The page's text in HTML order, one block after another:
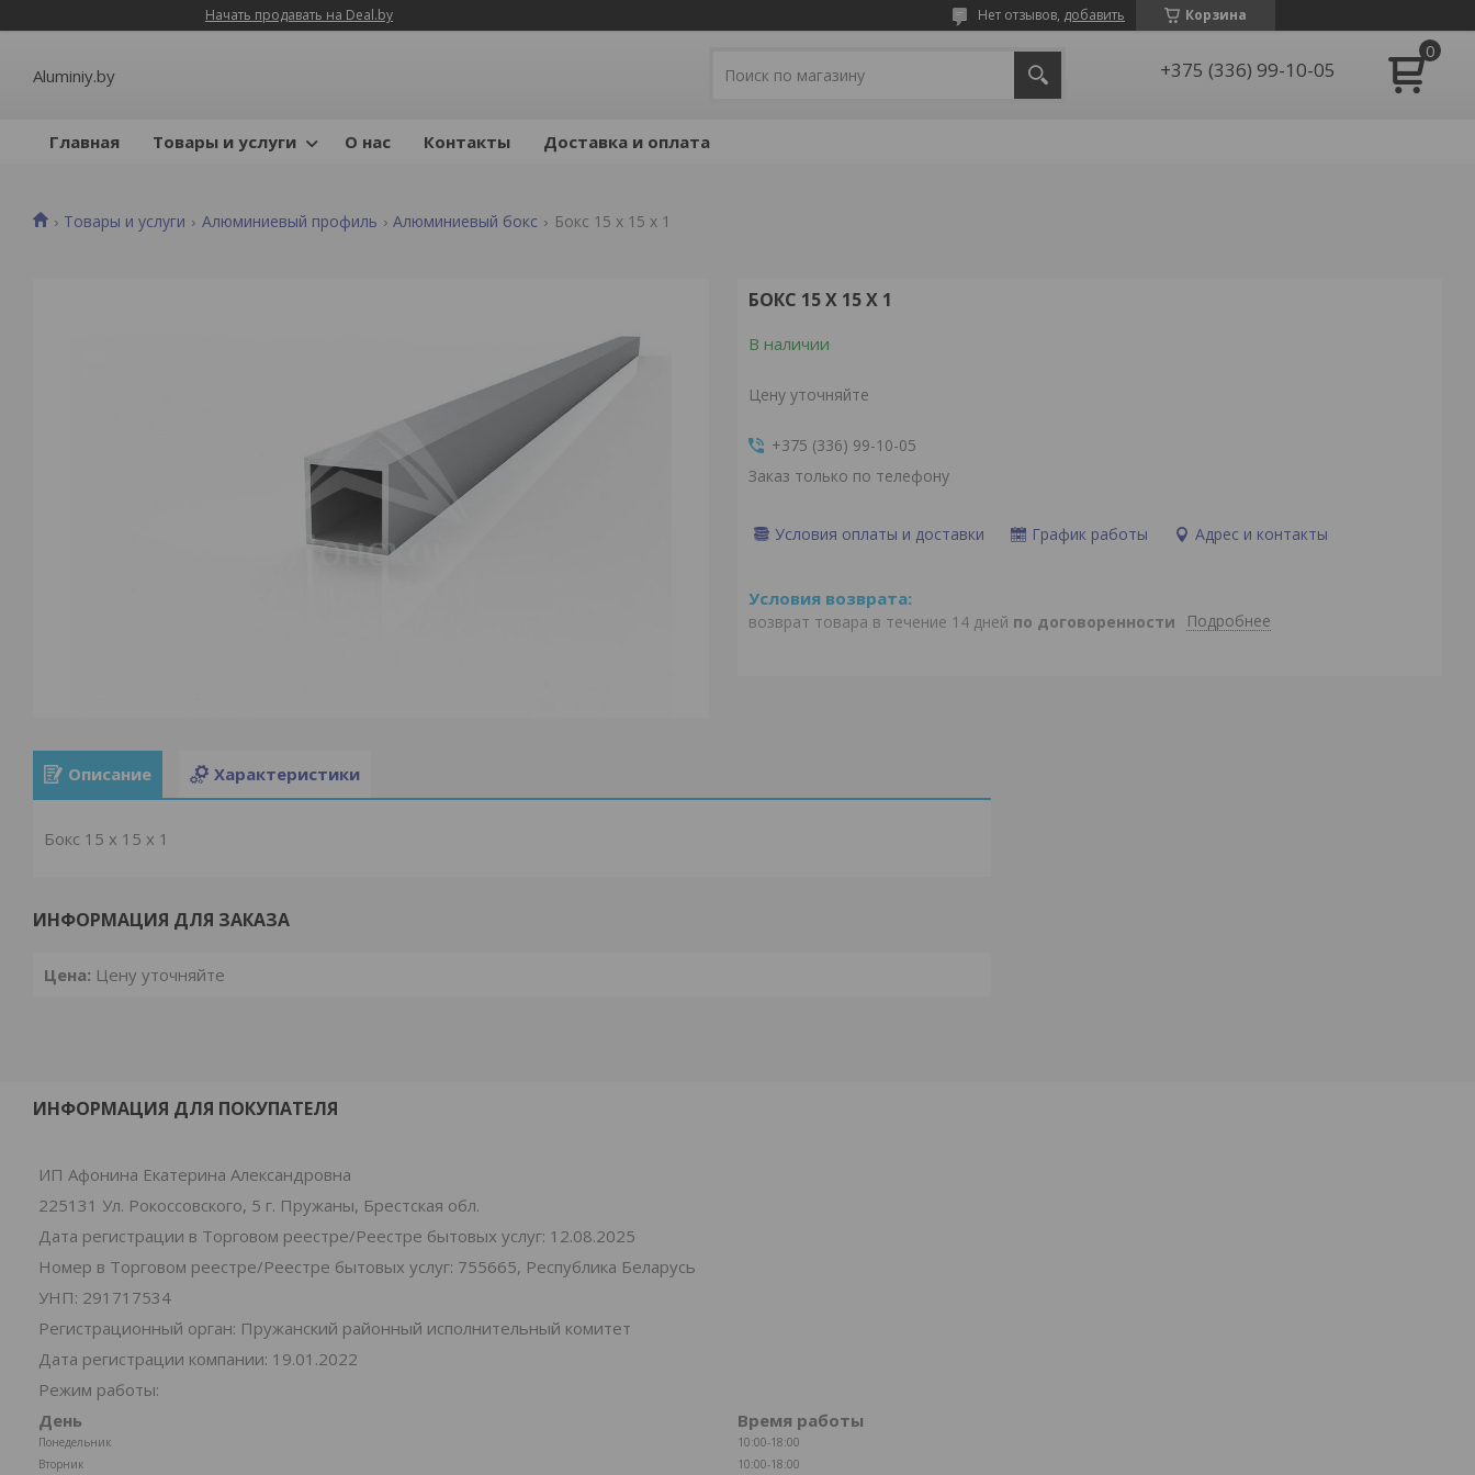
Начать продавать на Deal.by Корзина
Нет отзывов, добавить
Aluminiy.by +375 (336) 99-10-05
Главная Товары и услуги О нас Контакты Доставка и оплата
Товары и услуги Алюминиевый профиль Алюминиевый бокс Бокс 15 x 15 x 1
БОКС 15 X 15 X 1
В наличии
Цену уточняйте
+375 (336) 99-10-05
Заказ только по телефону
Условия оплаты и доставки График работы Адрес и контакты
возврат товара в течение 14 дней по договоренности Подробнее
Описание Характеристики
Бокс 15 x 15 x 1
ИНФОРМАЦИЯ ДЛЯ ЗАКАЗА
Цена: Цену уточняйте
ИНФОРМАЦИЯ ДЛЯ ПОКУПАТЕЛЯ
ИП Афонина Екатерина Александровна
225131 Ул. Рокоссовского, 5 г. Пружаны, Брестская обл.
Дата регистрации в Торговом реестре/Реестре бытовых услуг: 12.08.2025
Номер в Торговом реестре/Реестре бытовых услуг: 755665, Республика Беларусь
УНП: 291717534
Регистрационный орган: Пружанский районный исполнительный комитет
Дата регистрации компании: 19.01.2022
Режим работы:
День
Время работы
Понедельник
10:00-18:00
Вторник
10:00-18:00